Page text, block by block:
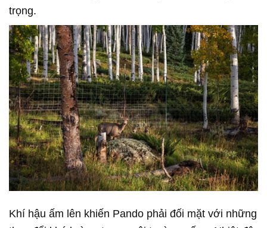
trọng.
Khí hậu ấm lên khiến Pando phải đối mặt với những